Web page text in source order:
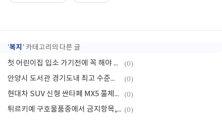
'복지 ' 카테고리의 다른 글
첫 어린이집 입소 가기전에 꼭 해야 하는 것 (0)
안양시 도서관 경기도내 최고 수준인 이유는? (0)
현대차 SUV 신형 싼타페 MX5 풀체인지 출시일, 디자인, 기대하는 이유 (0)
튀르키예 구호물품중에서 금지항목, 필요한 물품 (0)